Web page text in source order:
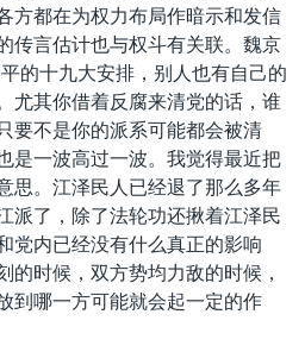
方都在为权力布局作暗示和发信
传言估计也与权斗有关联。魏京
的十九大安排，别人也有自己的
尤其你借着反腐来清党的话，谁
要不是你的派系可能都会被清
是一波高过一波。我觉得最近把
思。江泽民人已经退了那么多年
派了，除了法轮功还揪着江泽民
党内已经没有什么真正的影响
的时候，双方势均力敌的时候，
到哪一方可能就会起一定的作